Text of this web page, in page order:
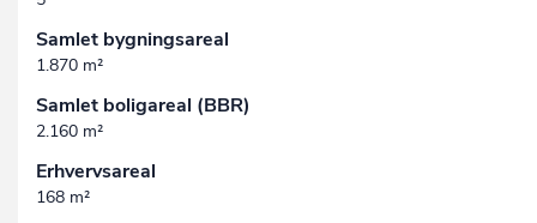
Samlet bygningsareal
1.870 m²
Samlet boligareal (BBR)
2.160 m²
Erhvervsareal
168 m²